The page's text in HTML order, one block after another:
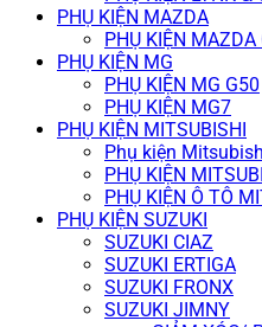
PHỤ KIỆN MAZDA
PHỤ KIỆN MAZDA
PHỤ KIỆN MG
PHỤ KIỆN MG G50
PHỤ KIỆN MG7
PHỤ KIỆN MITSUBISHI
Phụ kiện
PHỤ KIỆN
PHỤ KIỆN Ô TÔ
PHỤ KIỆN SUZUKI
SUZUKI CIAZ
SUZUKI ERTIGA
SUZUKI FRONX
SUZUKI JIMNY